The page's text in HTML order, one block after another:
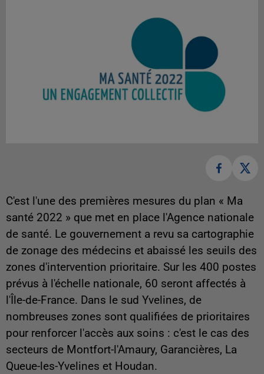
C'est l'une des premières mesures du plan « Ma
santé 2022 » que met en place l'Agence nationale
de santé. Le gouvernement a revu sa cartographie
de zonage des médecins et abaissé les seuils des
zones d'intervention prioritaire. Sur les 400 postes
prévus à l'échelle nationale, 60 seront affectés à
l'Île-de-France. Dans le sud Yvelines, de
nombreuses zones sont qualifiées de prioritaires
pour renforcer l'accès aux soins : c'est le cas des
secteurs de Montfort-l'Amaury, Garancières, La
Queue-les-Yvelines et Houdan.